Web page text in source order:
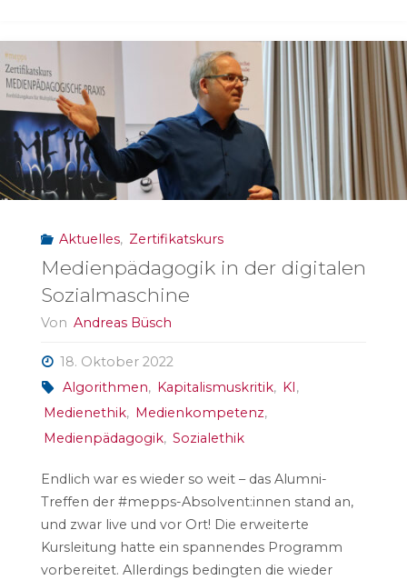
medienpädagogische
#mepps23"
Aktuelles, Zertifikatskurs
Medienpädagogik in der digitalen
Sozialmaschine
Von Andreas Büsch
18. Oktober 2022
Algorithmen, Kapitalismuskritik, KI ,
Medienethik, Medienkompetenz,
Medienpädagogik, Sozialethik
Endlich war es wieder so weit – das Alumni-
Treffen der #mepps-Absolvent:innen stand an,
und zwar live und vor Ort! Die erweiterte
Kursleitung hatte ein spannendes Programm
vorbereitet. Allerdings bedingten die wieder